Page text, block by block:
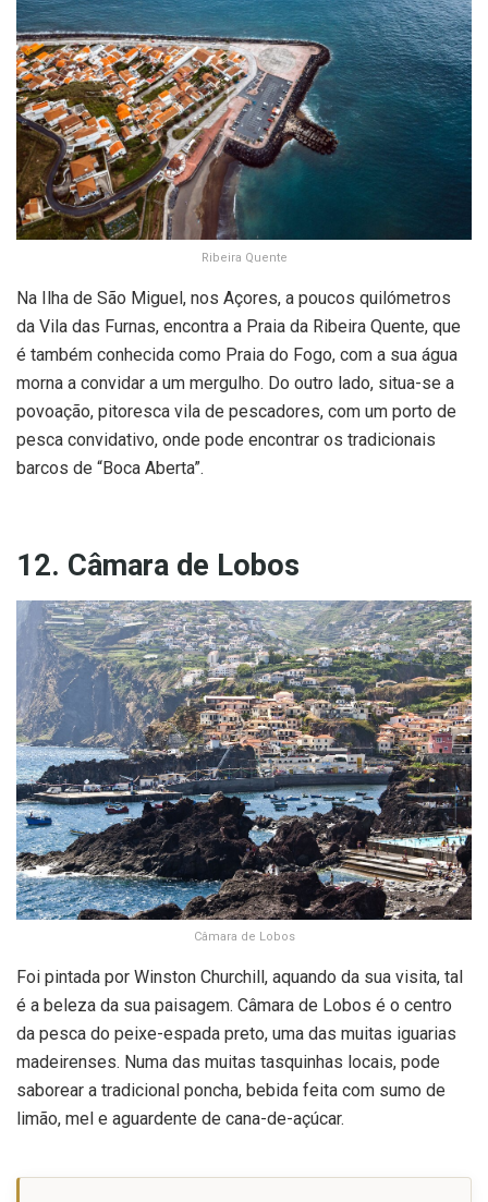
Ribeira Quente
Na Ilha de São Miguel, nos Açores, a poucos quilómetros
da Vila das Furnas, encontra a Praia da Ribeira Quente, que
é também conhecida como Praia do Fogo, com a sua água
morna a convidar a um mergulho. Do outro lado, situa-se a
povoação, pitoresca vila de pescadores, com um porto de
pesca convidativo, onde pode encontrar os tradicionais
barcos de “Boca Aberta”.
12. Câmara de Lobos
Câmara de Lobos
Foi pintada por Winston Churchill, aquando da sua visita, tal
é a beleza da sua paisagem. Câmara de Lobos é o centro
da pesca do peixe-espada preto, uma das muitas iguarias
madeirenses. Numa das muitas tasquinhas locais, pode
saborear a tradicional poncha, bebida feita com sumo de
limão, mel e aguardente de cana-de-açúcar.